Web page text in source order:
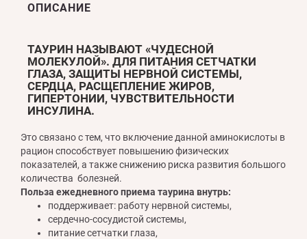
ОПИСАНИЕ
ТАУРИН НАЗЫВАЮТ «ЧУДЕСНОЙ
МОЛЕКУЛОЙ». ДЛЯ ПИТАНИЯ СЕТЧАТКИ
ГЛАЗА, ЗАЩИТЫ НЕРВНОЙ СИСТЕМЫ,
СЕРДЦА, РАСЩЕПЛЕНИЕ ЖИРОВ,
ГИПЕРТОНИИ, ЧУВСТВИТЕЛЬНОСТИ
ИНСУЛИНА.
Это связано с тем, что включение данной аминокислоты в
рацион способствует повышению физических
показателей, а также снижению риска развития большого
количества болезней.
Польза ежедневного приема таурина внутрь:
поддерживает: работу нервной системы,
сердечно-сосудистой системы,
питание сетчатки глаза,